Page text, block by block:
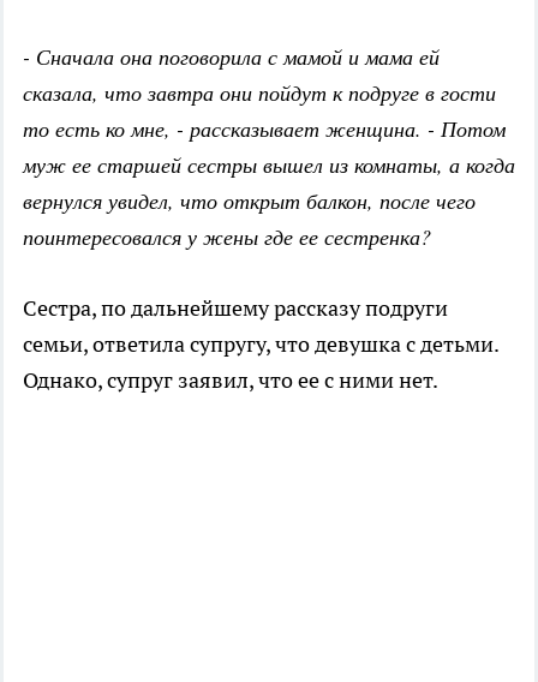
- Сначала она поговорила с мамой и мама ей
сказала, что завтра они пойдут к подруге в гости
то есть ко мне, - рассказывает женщина. - Потом
муж ее старшей сестры вышел из комнаты, а когда
вернулся увидел, что открыт балкон, после чего
поинтересовался у жены где ее сестренка?
Сестра, по дальнейшему рассказу подруги
семьи, ответила супругу, что девушка с детьми.
Однако, супруг заявил, что ее с ними нет.